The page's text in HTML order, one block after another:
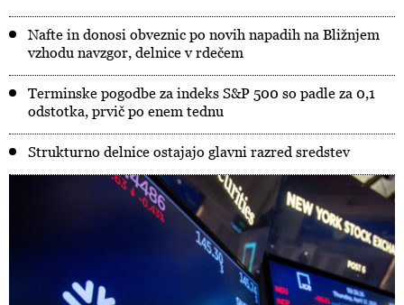
Nafte in donosi obveznic po novih napadih na Bližnjem
vzhodu navzgor, delnice v rdečem
Terminske pogodbe za indeks S&P 500 so padle za 0,1
odstotka, prvič po enem tednu
Strukturno delnice ostajajo glavni razred sredstev